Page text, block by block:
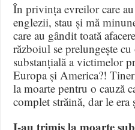
În privința evreilor care
englezii, stau și mă
care au gândit toată
războiul se prelungește
substanțială a victimelor
Europa și America?!
la moarte pentru o cauză
complet străină, dar le era
I-au trimis la moarte